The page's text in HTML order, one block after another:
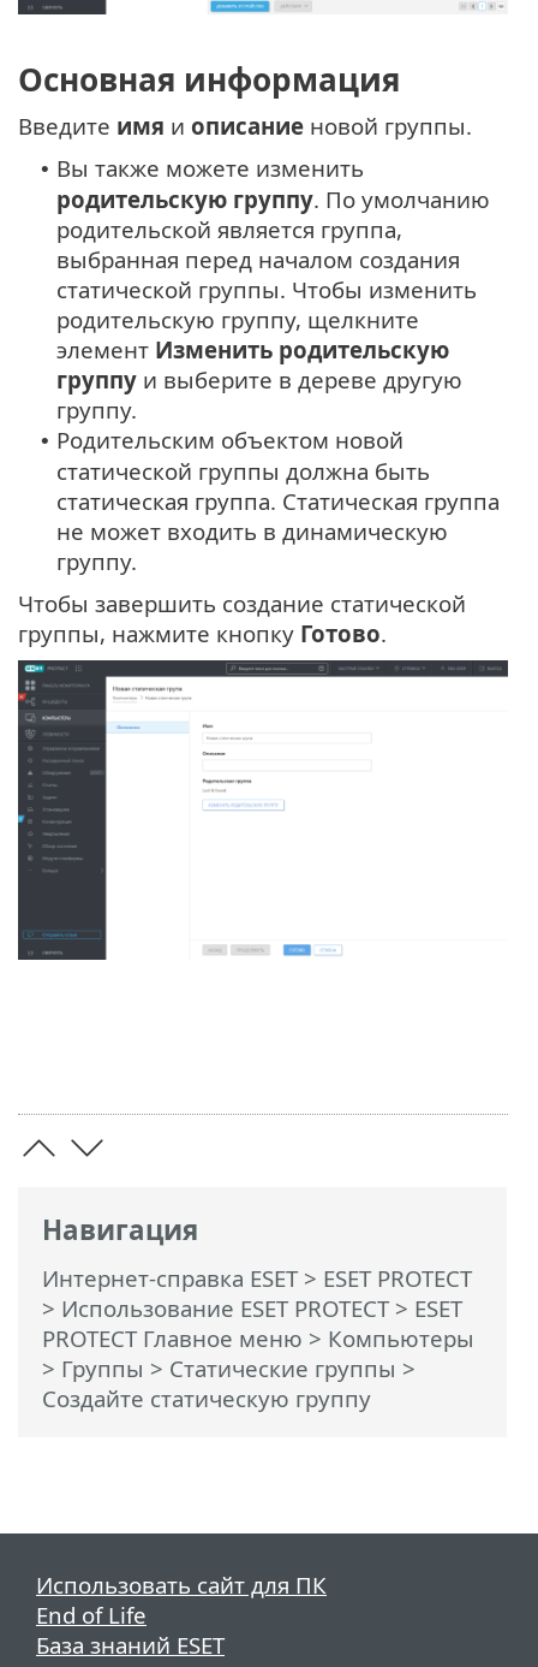
Навигация
Интернет-справка ESET> ESET PROTECT
> Использование ESET PROTECT> ESET
PROTECT Главное меню > Компьютеры
> Группы > Статические группы >
Создайте статическую группу
Основная информация
Введите имя и описание новой группы.
• Вы также можете изменить
родительскую группу. По умолчанию
родительской является группа,
выбранная перед началом создания
статической группы. Чтобы изменить
родительскую группу, щелкните
элемент Изменить родительскую
группу и выберите в дереве другую
группу.
• Родительским объектом новой
статической группы должна быть
статическая группа. Статическая группа
не может входить в динамическую
группу.
Чтобы завершить создание статической
группы, нажмите кнопку Готово.
Использовать сайт для ПК
End of Life
База знаний ESET